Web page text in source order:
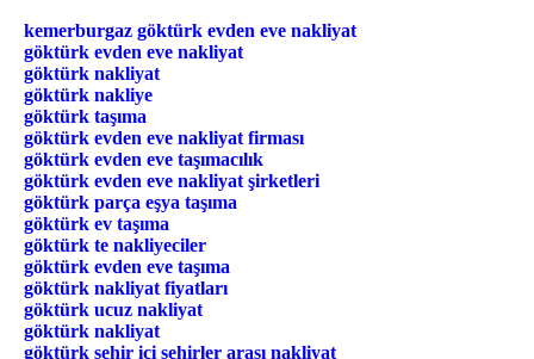
kemerburgaz göktürk evden eve nakliyat
göktürk evden eve nakliyat
göktürk nakliyat
göktürk nakliye
göktürk taşıma
göktürk evden eve nakliyat firması
göktürk evden eve taşımacılık
göktürk evden eve nakliyat şirketleri
göktürk parça eşya taşıma
göktürk ev taşıma
göktürk te nakliyeciler
göktürk evden eve taşıma
göktürk nakliyat fiyatları
göktürk ucuz nakliyat
göktürk nakliyat
göktürk şehir içi şehirler arası nakliyat